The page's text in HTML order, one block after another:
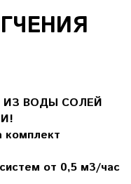
ВОДЫ СОЛЕЙ
комплект
от 0,5 м3/час